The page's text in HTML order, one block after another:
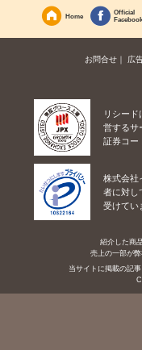
Home
Official
Facebook
お問合せ 広
リシー
営するサ
証券コー
株式会社
者に対し
受けてい
紹介した商
売上の一部が弊
当サイトに掲載の記